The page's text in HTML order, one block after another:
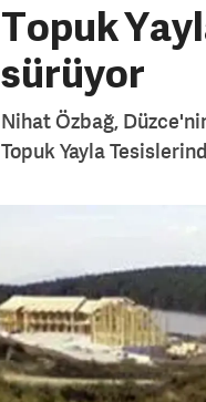
Topuk
sürüyor
Nihat Özbağ,
Topuk Yayla